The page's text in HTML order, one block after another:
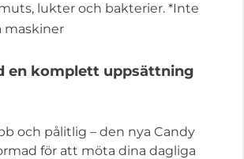
lukter och bakterier. *Inte
maskiner
en komplett uppsättning
och pålitlig – den nya Candy
för att möta dina dagliga